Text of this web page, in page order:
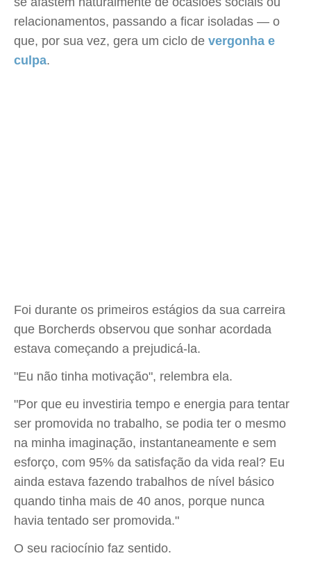
relacionamentos, passando a ficar isoladas — o
que, por sua vez, gera um ciclo de vergonha e
culpa.
Foi durante os primeiros estágios da sua carreira
que Borcherds observou que sonhar acordada
estava começando a prejudicá-la.
"Eu não tinha motivação", relembra ela.
"Por que eu investiria tempo e energia para tentar
ser promovida no trabalho, se podia ter o mesmo
na minha imaginação, instantaneamente e sem
esforço, com 95% da satisfação da vida real? Eu
ainda estava fazendo trabalhos de nível básico
quando tinha mais de 40 anos, porque nunca
havia tentado ser promovida."
O seu raciocínio faz sentido.